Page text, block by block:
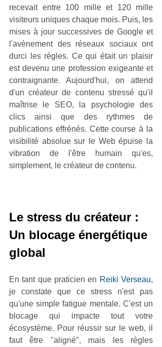
recevait entre 100 mille et 120 mille
visiteurs uniques chaque mois. Puis, les
mises à jour successives de Google et
l'avènement des réseaux sociaux ont
durci les règles. Ce qui était un plaisir
est devenu une profession exigeante et
contraignante. Aujourd'hui, on attend
d'un créateur de contenu stressé qu'il
maîtrise le SEO, la psychologie des
clics ainsi que des rythmes de
publications effrénés. Cette course à la
visibilité absolue sur le Web épuise la
vibration de l'être humain qu'es,
simplement, le créateur de contenu.
Le stress du créateur :
Un blocage énergétique
global
En tant que praticien en Reiki Verseau,
je constate que ce stress n'est pas
qu'une simple fatigue mentale. C'est un
blocage qui impacte tout votre
écosystème. Pour réussir sur le web, il
faut être "aligné", mais les règles